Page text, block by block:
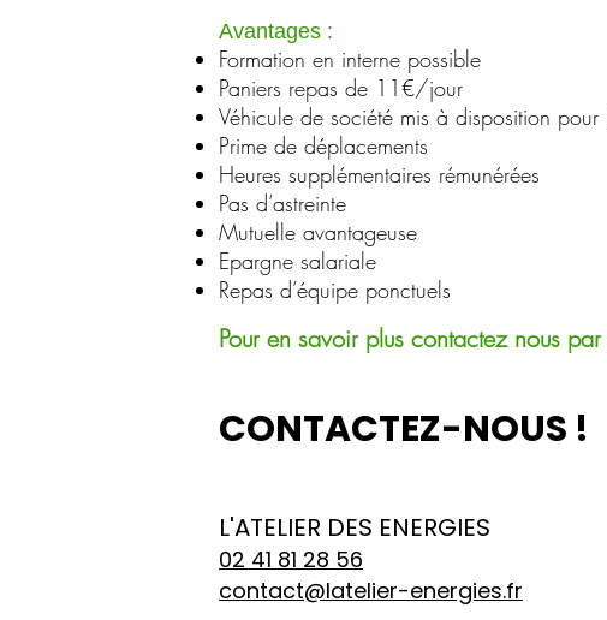
Avantages :
Formation en interne possible
Paniers repas de 11€/jour
Véhicule de société mis à disposition
Prime de déplacements
Heures supplémentaires rémunérées
Pas d’astreinte
Mutuelle avantageuse
Epargne salariale
Repas d’équipe ponctuels
Pour en savoir plus contactez nous
CONTACTEZ-NOUS !
L'ATELIER DES ENERGIES
02 41 81 28 56
contact@latelier-energies.fr